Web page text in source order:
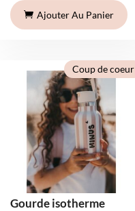
Ajouter Au Panier
Coup de coeur
Gourde isotherme